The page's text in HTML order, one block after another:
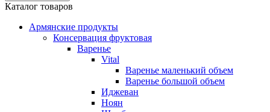
Каталог товаров
Армянские продукты
Консервация фруктовая
Варенье
Vital
Варенье маленький объем
Варенье большой объем
Иджеван
Ноян